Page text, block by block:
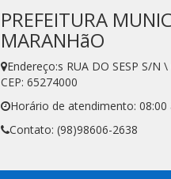
PREFEITURA
MARANHãO
Endereço:s RUA DO SESP S/N
CEP: 65274000
Horário de atendimento: 08:00
Contato: (98)98606-2638